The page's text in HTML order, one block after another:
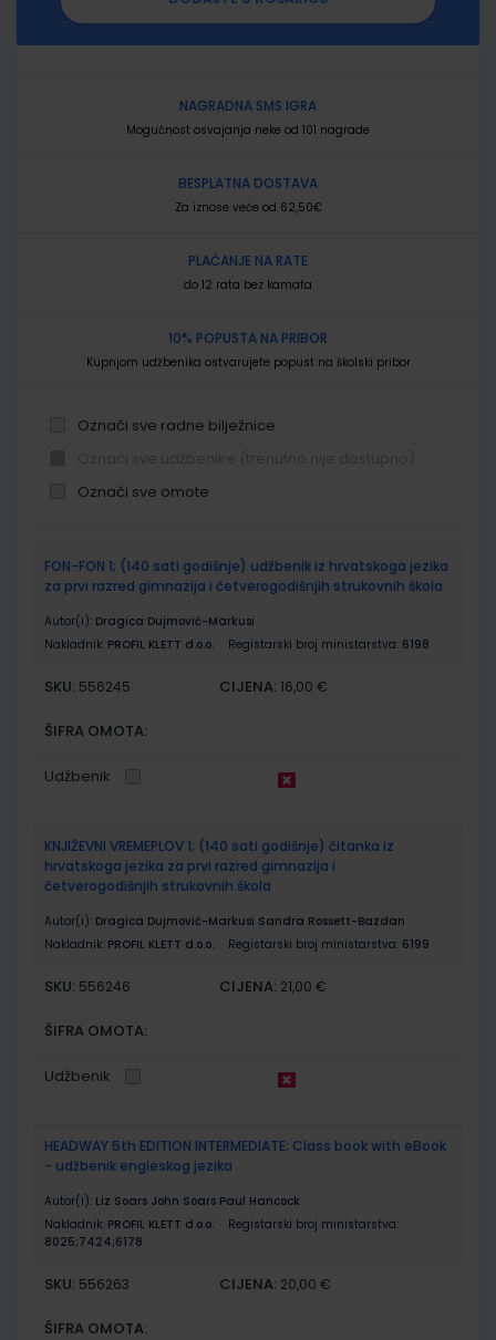
NAGRADNA SMS IGRA
Mogućnost osvajanja neke od 101 nagrade
BESPLATNA DOSTAVA
Za iznose veće od 62,50€
PLAĆANJE NA RATE
do 12 rata bez kamata
10% POPUSTA NA PRIBOR
Kupnjom udžbenika ostvarujete popust na školski pribor
Označi sve radne bilježnice
Označi sve omote
proizvodi
FON-FON 1; (140 sati godišnje) udžbenik iz hrvatskoga jezika
za prvi razred gimnazija i četverogodišnjih strukovnih škola
Autor(i): Dragica Dujmović-Markusi
Nakladnik: PROFIL KLETT d.o.o. Registarski broj ministarstva: 6198
SKU: 556245 CIJENA: 16,00 €
ŠIFRA OMOTA:
Udžbenik
KNJIŽEVNI VREMEPLOV 1; (140 sati godišnje) čitanka iz
hrvatskoga jezika za prvi razred gimnazija i
četverogodišnjih strukovnih škola
Autor(i): Dragica Dujmović-Markusi Sandra Rossett-Bazdan
Nakladnik: PROFIL KLETT d.o.o. Registarski broj ministarstva: 6199
SKU: 556246 CIJENA: 21,00 €
ŠIFRA OMOTA:
Udžbenik
HEADWAY 5th EDITION INTERMEDIATE; Class book with eBook
- udžbenik engleskog jezika
Autor(i): Liz Soars John Soars Paul Hancock
Nakladnik: PROFIL KLETT d.o.o.
Registarski broj ministarstva:
8025;7424;6178
SKU: 556263 CIJENA: 20,00 €
ŠIFRA OMOTA: